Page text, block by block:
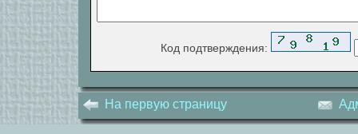
Код подтверждения:
На первую страницу